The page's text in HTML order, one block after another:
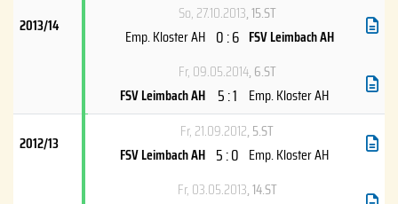
2013/14
So, 27.10.2013, 15.ST
Emp. Kloster AH 0 : 6 FSV Leimbach AH
Fr, 09.05.2014, 6.ST
FSV Leimbach AH
5 : 1 Emp. Kloster AH
2012/13
Fr, 21.09.2012, 5.ST
FSV Leimbach AH 5 : 0 Emp. Kloster AH
Fr, 03.05.2013, 14.ST